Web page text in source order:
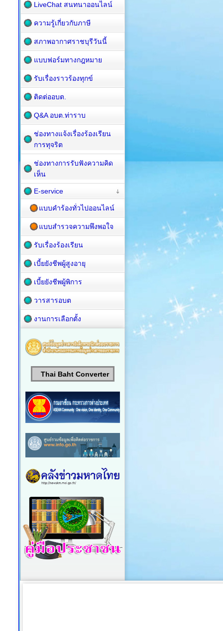
LiveChat สนทนาออนไลน์
ความรู้เกี่ยวกับภาษี
สภาพอากาศราชบุรีวันนี้
แบบฟอร์มทางกฎหมาย
รับเรื่องราวร้องทุกข์
ติดต่ออบต.
Q&A อบต.ท่าราบ
ช่องทางแจ้งเรื่องร้องเรียน
การทุจริต
ช่องทางการรับฟังความคิด
เห็น
E-service
แบบคำร้องทั่วไปออนไลน์
แบบสำรวจความพึงพอใจ
รับเรื่องร้องเรียน
เบี้ยยังชีพผู้สูงอายุ
เบี้ยยังชีพผู้พิการ
วารสารอบต
งานการเลือกตั้ง
Thai Baht Converter